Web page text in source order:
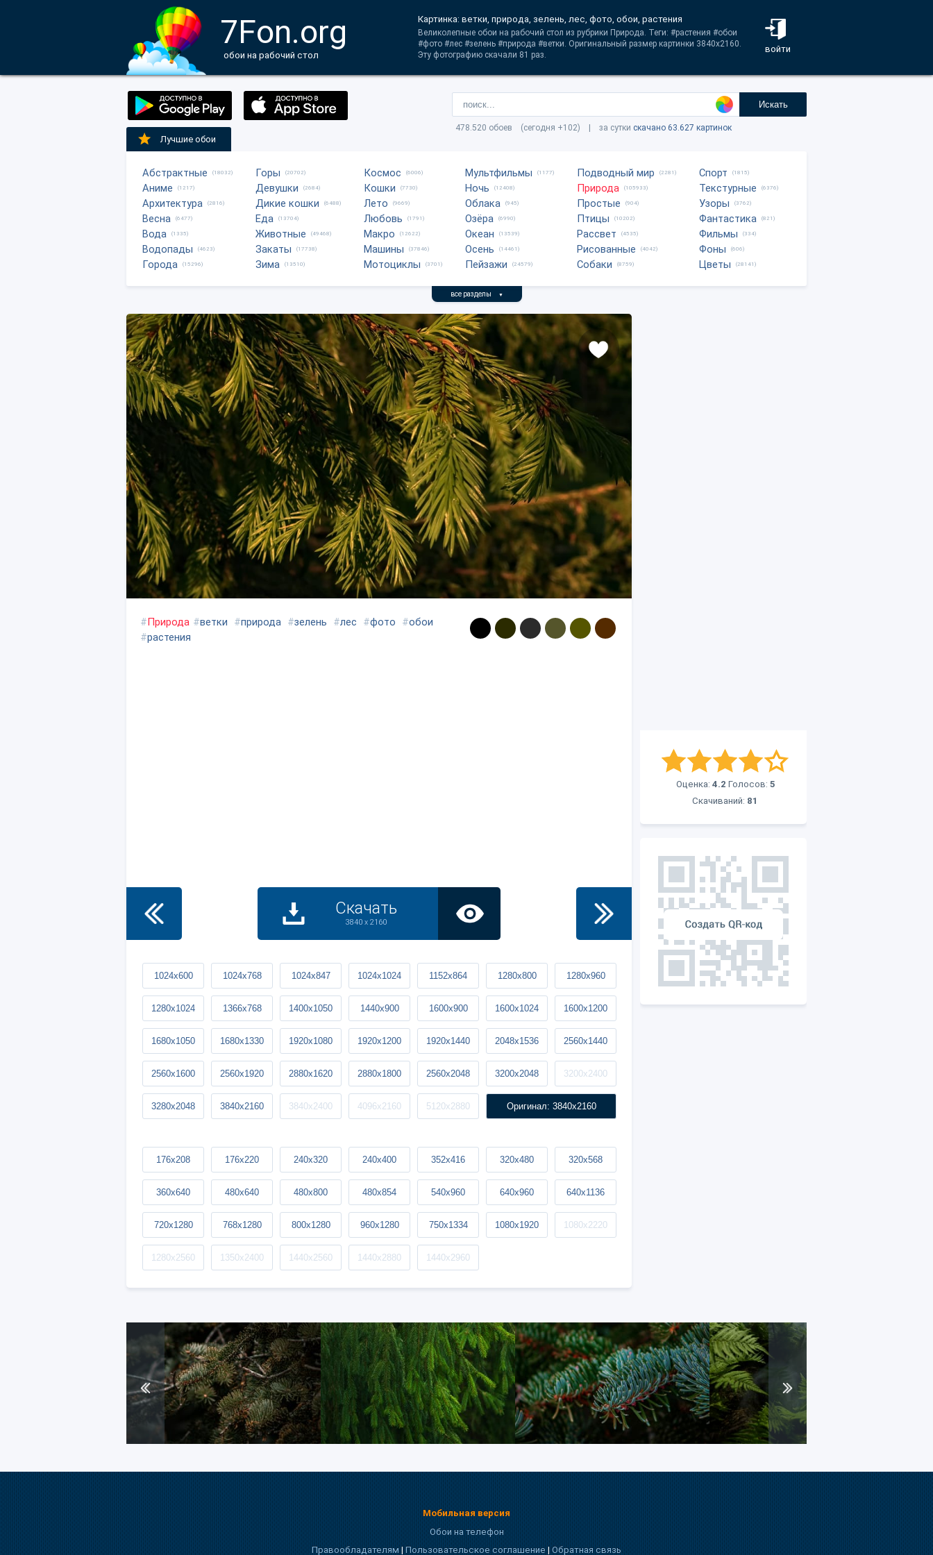
7Fon.org
обои на рабочий стол
войти
Картинка: ветки, природа, зелень, лес, фото, обои, растения
Великолепные обои на рабочий стол из рубрики Природа. Теги: #растения #обои
#фото #лес #зелень #природа #ветки. Оригинальный размер картинки 3840x2160.
Эту фотографию скачали 81 раз.
Искать
478.520 обоев (сегодня +102) | за сутки скачано 63.627 картинок
Лучшие обои
Абстрактные (18032)
Аниме (1217)
Архитектура (2816)
Весна (6477)
Вода (1335)
Водопады (4623)
Города (15296)
Горы (20702)
Девушки (2684)
Дикие кошки (6488)
Еда (13704)
Животные (49468)
Закаты (17738)
Зима (13510)
Космос (6006)
Кошки (7730)
Лето (9669)
Любовь (1791)
Макро (12622)
Машины (37846)
Мотоциклы (3701)
Мультфильмы (1177)
Ночь (12408)
Облака (945)
Озёра (6990)
Океан (13539)
Осень (14461)
Пейзажи (24579)
Подводный мир (2281)
Природа (105933)
Простые (904)
Птицы (10202)
Рассвет (4535)
Рисованные (4042)
Собаки (8759)
Спорт (1815)
Текстурные (6376)
Узоры (3762)
Фантастика (821)
Фильмы (334)
Фоны (606)
Цветы (28141)
все разделы ▼
Оценка: 4.2 Голосов: 5
Скачиваний: 81
#Природа #ветки #природа #зелень #лес #фото #обои
#растения
Скачать
3840 x 2160
1024x600 1024x768 1024x847 1024x1024 1152x864 1280x800 1280x960
1280x1024 1366x768 1400x1050 1440x900 1600x900 1600x1024 1600x1200
1680x1050 1680x1330 1920x1080 1920x1200 1920x1440 2048x1536 2560x1440
2560x1600 2560x1920 2880x1620 2880x1800 2560x2048 3200x2048 3200x2400
3280x2048 3840x2160 3840x2400 4096x2160 5120x2880 Оригинал: 3840x2160
176x208 176x220 240x320 240x400 352x416 320x480 320x568
360x640 480x640 480x800 480x854 540x960 640x960 640x1136
720x1280 768x1280 800x1280 960x1280 750x1334 1080x1920 1080x2220
1280x2560 1350x2400 1440x2560 1440x2880 1440x2960
Мобильная версия
Обои на телефон
Правообладателям|Пользовательское соглашение|Обратная связь